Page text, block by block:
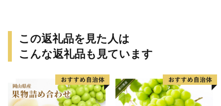
この返礼品を見た人は
こんな返礼品も見ています